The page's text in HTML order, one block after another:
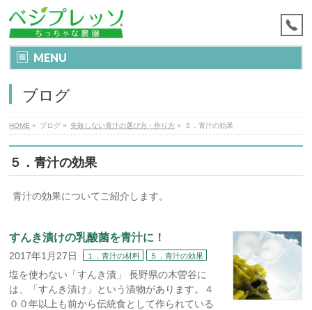
MENU
ブログ
HOME » ブログ » 失敗しない青汁の選び方・作り方 » ５．青汁の効果
５．青汁の効果
青汁の効果についてご紹介します。
すんき漬けの乳酸菌を青汁に！
2017年1月27日 １．青汁の材料 ５．青汁の効果
塩を使わない「すんき漬」 長野県の木曽谷に
は、「すんき漬け」という漬物があります。４
００年以上も前から伝統食として作られている